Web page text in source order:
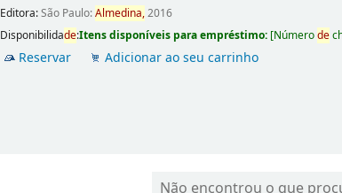
Editora:São Paulo:Almedina,2016
Disponibilidade:Itens disponíveis para empréstimo: [Númerode
Reservar Adicionar ao seu carrinho